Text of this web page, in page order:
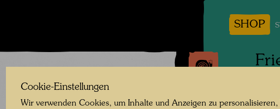
SHOP
Cookie-Einstellungen
Wir verwenden Cookies, um Inhalte und Anzeigen zu